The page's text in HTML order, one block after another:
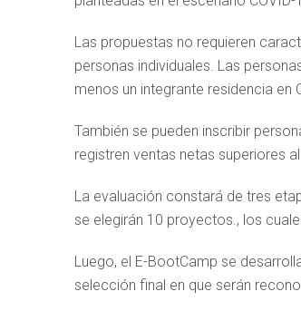
Las propuestas no requieren
personas individuales. Las
menos un integrante residencia en
También se pueden inscribir
registren ventas netas superiores
La evaluación constará de tres
se elegirán 10 proyectos., los
Luego, el E-BootCamp se
selección final en que serán